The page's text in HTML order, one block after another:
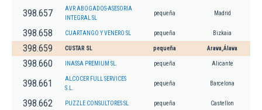
398.657
AVR ABOGADOS-ASESORIA
INTEGRAL SL
pequeña Madrid
398.658 CUARTANGO Y VENERO SL pequeña Bizkaia
398.659 CUSTAR SL pequeña Arava,Álava
398.660 INASSA PREMIUM SL. pequeña Alicante
398.661
ALCOCER FULL SERVICES
S.L.
pequeña Barcelona
398.662 PUZZLE CONSULTORES SL pequeña Castellon